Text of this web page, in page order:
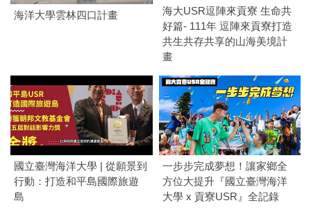
海洋大學雲林四口計畫
海大USR逗陣來貢寮 生命共
好篇- 111年 逗陣來貢寮打造
共生共存共享的山海美境計
畫
國立臺灣海洋大學 | 從願景到
行動：打造和平島國際旅遊
島
一步步完成夢想！讓家鄉全
方位大提升『國立臺灣海洋
大學 x 貢寮USR』全記錄